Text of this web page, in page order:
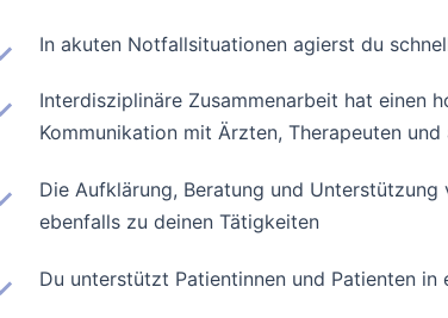
In akuten Notfallsituationen agierst du
Interdisziplinäre Zusammenarbeit hat einen
Kommunikation mit Ärzten, Therapeuten
Die Aufklärung, Beratung und
ebenfalls zu deinen Tätigkeiten
Du unterstützt Patientinnen und Patienten